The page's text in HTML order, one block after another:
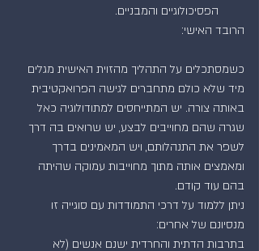
הפסיכולוגיים והמבניים.
הרובד האישי:
כשמסתכלים על התהליך מהזוית האישית מגלים
מיד שלא כולם מתחברים לגישה הפרואקטיבית
באותה צורה. יש המתייחסים למתודולוגיה כאל
שגרה שהם מחוייבים לבצע, יש שרואים בה דרך
לשפר את התנהלותם, ויש המאמינים בדרך
ומאמצים אותה מתוך מחוייבות עמוקה שהיתה
בהם עוד קודם.
ניתן ללמוד על דרכי התמודדות עם סוגייה זו
מנסיונם של אחרים:
בתרבות הדתית והחרדית ישנם אנשים (לא